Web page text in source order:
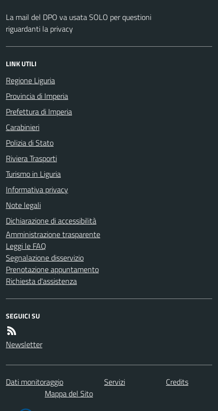
La mail del DPO va usata SOLO per questioni
riguardanti la privacy
LINK UTILI
Regione Liguria
Provincia di Imperia
Prefettura di Imperia
Carabinieri
Polizia di Stato
Riviera Trasporti
Turismo in Liguria
Informativa privacy
Note legali
Dichiarazione di accessibilità
Amministrazione trasparente
Leggi le FAQ
Segnalazione disservizio
Prenotazione appuntamento
Richiesta d'assistenza
SEGUICI SU
Newsletter
Dati monitoraggio Servizi
Credits
Mappa del Sito